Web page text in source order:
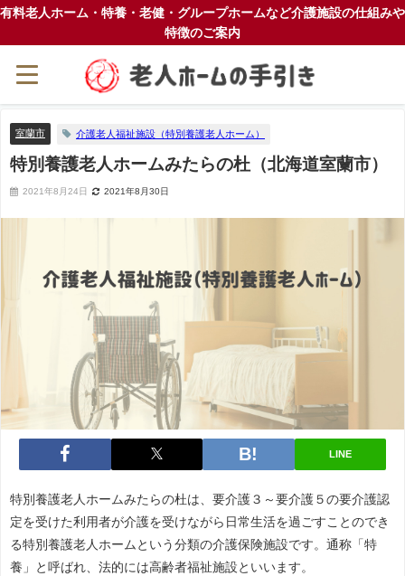
有料老人ホーム・特養・老健・グループホームなど介護施設の仕組みや
特徴のご案内
室蘭市 介護老人福祉施設（特別養護老人ホーム）
特別養護老人ホームみたらの杜（北海道室蘭市）
2021年8月24日 2021年8月30日
LINE
特別養護老人ホームみたらの杜は、要介護３～要介護５の要介護認
定を受けた利用者が介護を受けながら日常生活を過ごすことのでき
る特別養護老人ホームという分類の介護保険施設です。通称「特
養」と呼ばれ、法的には高齢者福祉施設といいます。